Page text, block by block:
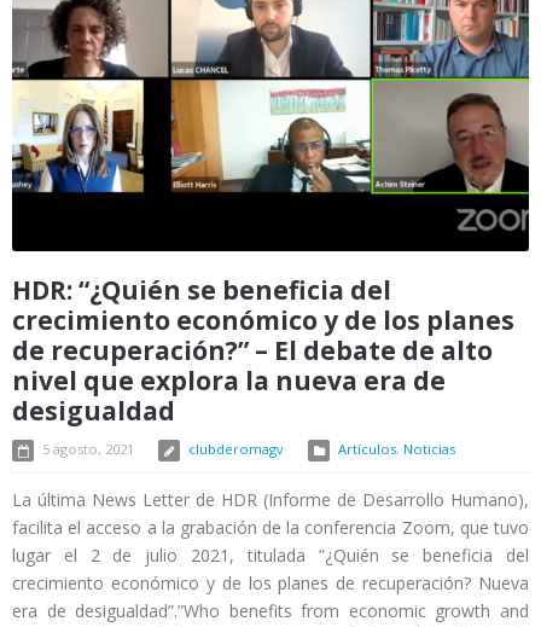
HDR: “¿Quién se beneficia del
crecimiento económico y de los planes
de recuperación?” – El debate de alto
nivel que explora la nueva era de
desigualdad
5 agosto, 2021 clubderomagv Artículos, Noticias
La última News Letter de HDR (Informe de Desarrollo Humano),
facilita el acceso a la grabación de la conferencia Zoom, que tuvo
lugar el 2 de julio 2021, titulada ”¿Quién se beneficia del
crecimiento económico y de los planes de recuperación? Nueva
era de desigualdad”.”Who benefits from economic growth and